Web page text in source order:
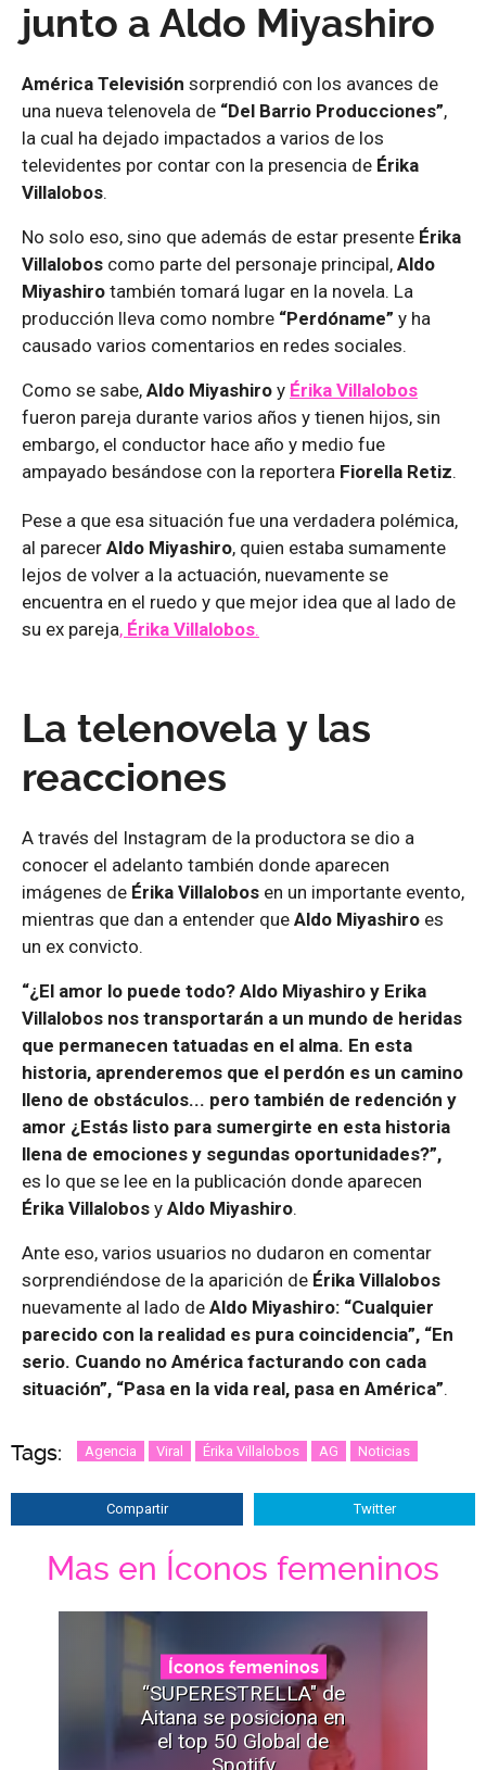
junto a Aldo Miyashiro
América Televisión sorprendió con los avances de
una nueva telenovela de “Del Barrio Producciones”,
la cual ha dejado impactados a varios de los
televidentes por contar con la presencia de Érika
Villalobos.
No solo eso, sino que además de estar presente Érika
Villalobos como parte del personaje principal, Aldo
Miyashiro también tomará lugar en la novela. La
producción lleva como nombre “Perdóname” y ha
causado varios comentarios en redes sociales.
Como se sabe, Aldo Miyashiro y Érika Villalobos
fueron pareja durante varios años y tienen hijos, sin
embargo, el conductor hace año y medio fue
ampayado besándose con la reportera Fiorella Retiz.
Pese a que esa situación fue una verdadera polémica,
al parecer Aldo Miyashiro, quien estaba sumamente
lejos de volver a la actuación, nuevamente se
encuentra en el ruedo y que mejor idea que al lado de
su ex pareja, Érika Villalobos.
La telenovela y las
reacciones
A través del Instagram de la productora se dio a
conocer el adelanto también donde aparecen
imágenes de Érika Villalobos en un importante evento,
mientras que dan a entender que Aldo Miyashiro es
un ex convicto.
“¿El amor lo puede todo? Aldo Miyashiro y Erika
Villalobos nos transportarán a un mundo de heridas
que permanecen tatuadas en el alma. En esta
historia, aprenderemos que el perdón es un camino
lleno de obstáculos... pero también de redención y
amor ¿Estás listo para sumergirte en esta historia
llena de emociones y segundas oportunidades?”,
es lo que se lee en la publicación donde aparecen
Érika Villalobos y Aldo Miyashiro.
Ante eso, varios usuarios no dudaron en comentar
sorprendiéndose de la aparición de Érika Villalobos
nuevamente al lado de Aldo Miyashiro: “Cualquier
parecido con la realidad es pura coincidencia”, “En
serio. Cuando no América facturando con cada
situación”, “Pasa en la vida real, pasa en América”.
Tags: Agencia Viral Érika Villalobos AG Noticias
Compartir Twitter
Mas en Íconos femeninos
Íconos femeninos
“SUPERESTRELLA" de
Aitana se posiciona en
el top 50 Global de